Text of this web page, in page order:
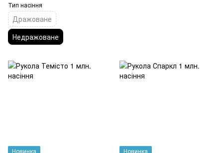
Тип насіння
Дражоване
Недражоване
Новинка Новинка